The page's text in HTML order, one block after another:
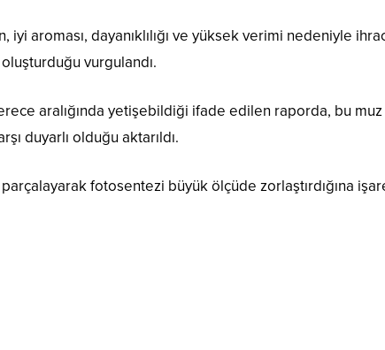
aroması, dayanıklılığı ve yüksek verimi nedeniyle
vurgulandı.
aralığında yetişebildiği ifade edilen raporda, bu muz
duyarlı olduğu aktarıldı.
parçalayarak fotosentezi büyük ölçüde zorlaştırdığına